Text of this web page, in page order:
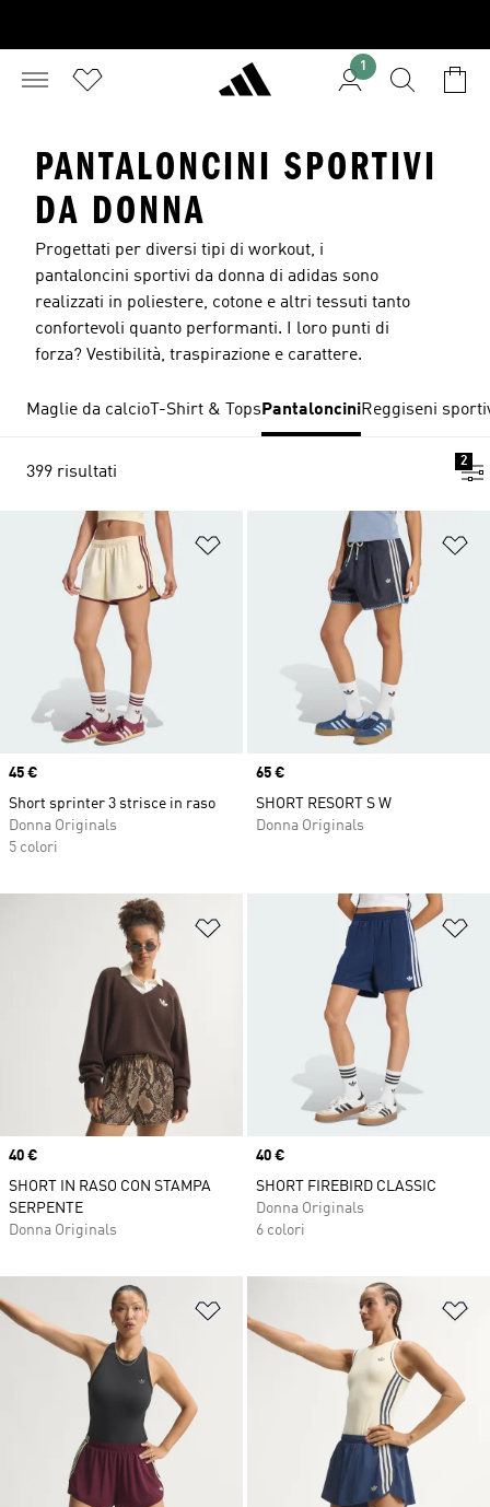
1
PANTALONCINI SPORTIVI
DA DONNA
Progettati per diversi tipi di workout, i
pantaloncini sportivi da donna di adidas sono
realizzati in poliestere, cotone e altri tessuti tanto
confortevoli quanto performanti. I loro punti di
forza? Vestibilità, traspirazione e carattere.
Maglie da calcio T-Shirt & Tops PantalonciniReggiseni
399 risultati
2
Aggiungi alla lista dei desideri
Price
45 €
Short sprinter 3 strisce in raso
Donna Originals
5 colori
Price
65 €
SHORT RESORT S W
Donna Originals
Aggiungi alla lista dei desideri
Price
40 €
SHORT IN RASO CON STAMPA
SERPENTE
Donna Originals
Price
40 €
SHORT FIREBIRD CLASSIC
Donna Originals
6 colori
Aggiungi alla lista dei desideri